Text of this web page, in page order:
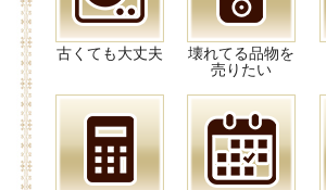
古くても大丈夫
壊れてる品物を
売りたい